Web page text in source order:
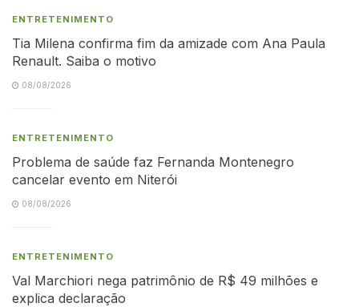
ENTRETENIMENTO
Tia Milena confirma fim da amizade com Ana Paula
Renault. Saiba o motivo
08/08/2026
ENTRETENIMENTO
Problema de saúde faz Fernanda Montenegro
cancelar evento em Niterói
08/08/2026
ENTRETENIMENTO
Val Marchiori nega patrimônio de R$ 49 milhões e
explica declaração